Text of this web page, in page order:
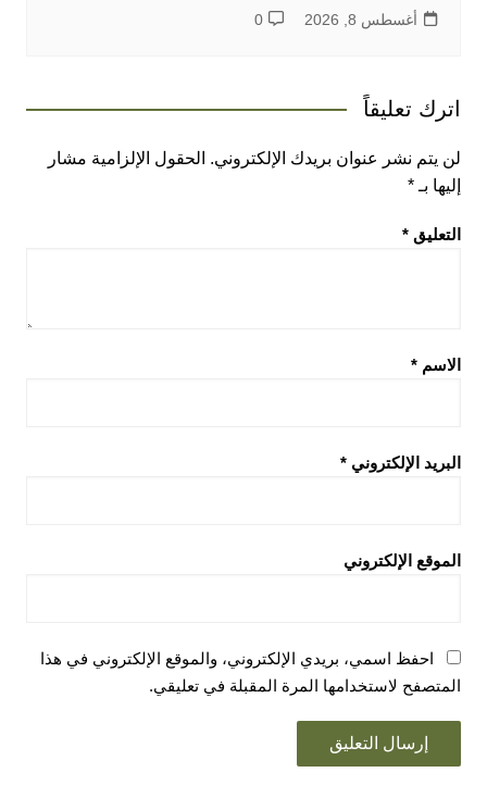
أغسطس 8, 2026 0
اترك تعليقاً
لن يتم نشر عنوان بريدك الإلكتروني. الحقول الإلزامية مشار
إليها بـ *
التعليق *
الاسم *
البريد الإلكتروني *
الموقع الإلكتروني
احفظ اسمي، بريدي الإلكتروني، والموقع الإلكتروني في هذا
المتصفح لاستخدامها المرة المقبلة في تعليقي.